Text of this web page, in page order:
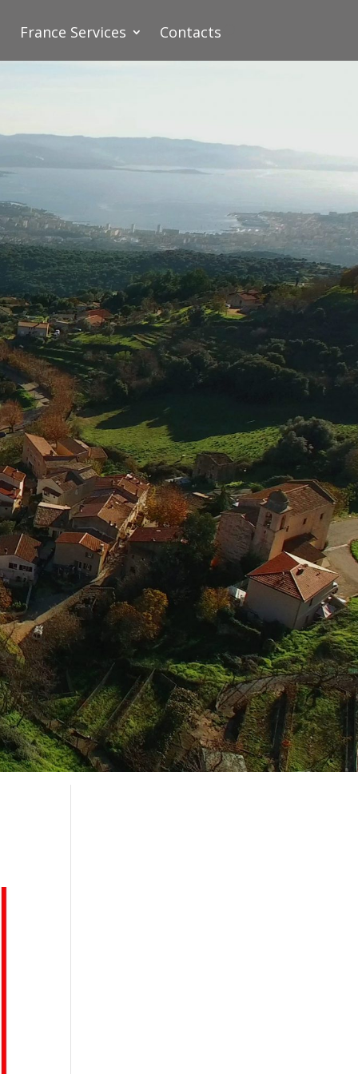
France Services Contacts